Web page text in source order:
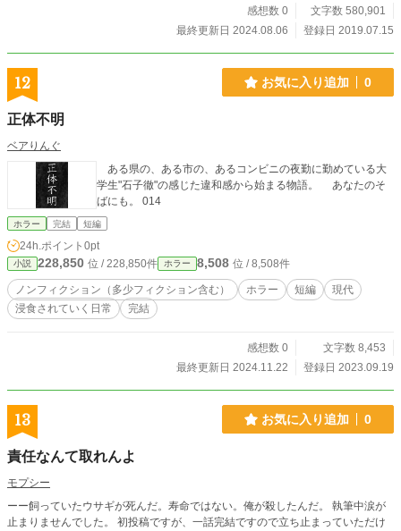
感想数 0
文字数 580,901
最終更新日 2024.08.06
登録日 2019.07.15
12 お気に入り追加 0
正体不明
ベアりんぐ
ある県の、ある市の、あるコンビニの夜勤に勤めている大
学生"石子徹"の感じた違和感から始まる物語。 あなたのそ
ばにも。 014
ホラー 完結 短編
24h.ポイント 0pt
小説 228,850 位 / 228,850件 ホラー 8,508 位 / 8,508件
ノンフィクション（多少フィクション含む） ホラー 短編
現代
浸食されていく日常
完結
感想数 0
文字数 8,453
最終更新日 2024.11.22
登録日 2023.09.19
13 お気に入り追加 0
責任なんて取れんよ
モプシー
ーー飼っていたウサギが死んだ。寿命ではない。俺が殺したんだ。 執筆中涙が
止まりませんでした。 初投稿ですが、一話完結ですので立ち止まっていただけ